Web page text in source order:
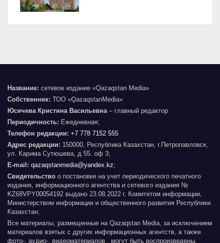
Название: сетевое издание «Qazaqstan Media»
Собственник: ТОО «QazaqstanMedia»
Юсичева Кристина Васильевна– главный редактор
Периодичность: Ежедневная;
Телефон редакции: +7 778 7152 555
Адрес редакции: 150000, Республика Казахстан, г.Петропавловск,
ул. Карима Сутюшева, д 55. оф 3;
E-mail: qazaqstanmedia@yandex.kz;
Свидетельство о постановке на учет периодического печатного
издания, информационного агентства и сетевого издания №
KZ68VPY00054192 выдано 23.08.2022 г. Комитетом информации,
Министерством информации и общественного развития Республики
Казахстан;
Все материалы, размещенные на Qazaqstan Media, за исключением
материалов взятых с других информационных агентств, а также
фото-, аудио-, видеоматериалов , могут быть воспроизведены,